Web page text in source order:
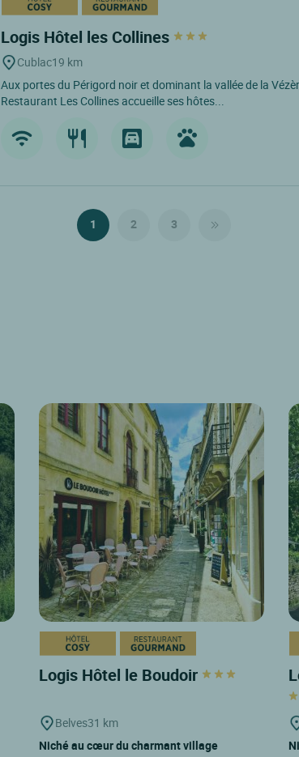
Logis Hôtel les Collines
Cublac19 km
Aux portes du Périgord noir et dominant la vallée de la
Restaurant Les Collines accueille ses hôtes...
1 2 3
Logis Hôtel le Boudoir
Belves31 km
Niché au cœur du charmant village